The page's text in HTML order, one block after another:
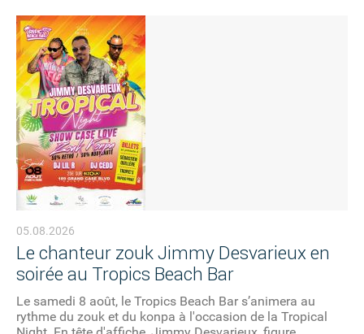
05.08.2026
Le chanteur zouk Jimmy Desvarieux en
soirée au Tropics Beach Bar
Le samedi 8 août, le Tropics Beach Bar s’animera au
rythme du zouk et du konpa à l'occasion de la Tropical